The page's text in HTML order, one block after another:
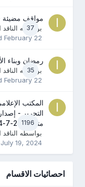
37
مواقف مضيئة
بواسطه الناقد
February 22
35
رمضان وبناء
بواسطه الناقد
February 22
1196
المكتب
التحرير -
متنوعة 20-7-2024
بواسطه الناقد
July 19, 2024
احصائيات الاقسام